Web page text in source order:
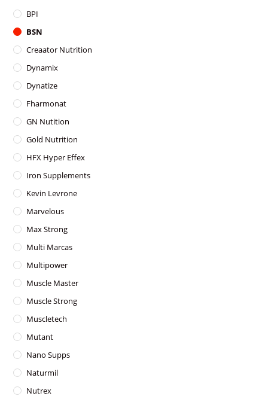
BPI
BSN
Creaator Nutrition
Dynamix
Dynatize
Fharmonat
GN Nutition
Gold Nutrition
HFX Hyper Effex
Iron Supplements
Kevin Levrone
Marvelous
Max Strong
Multi Marcas
Multipower
Muscle Master
Muscle Strong
Muscletech
Mutant
Nano Supps
Naturmil
Nutrex